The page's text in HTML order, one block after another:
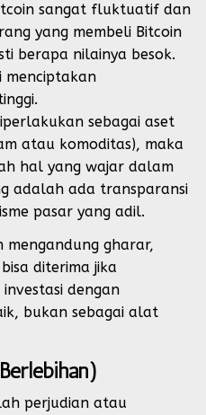
sangat fluktuatif dan
yang membeli Bitcoin
berapa nilainya besok.
menciptakan
sebagai aset
atau komoditas), maka
hal yang wajar dalam
adalah ada transparansi
pasar yang adil.
mengandung gharar,
diterima jika
dengan
bukan sebagai alat
perjudian atau